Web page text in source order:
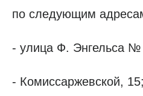
по следующим
- улица Ф. Энгельса №
- Комиссаржевской, 15;